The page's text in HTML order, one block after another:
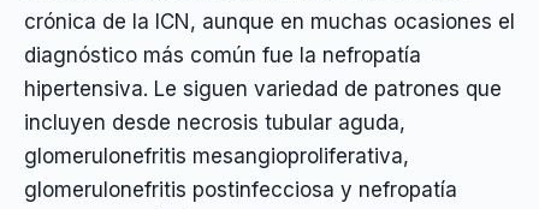
crónica de la ICN, aunque en muchas ocasiones el
diagnóstico más común fue la nefropatía
hipertensiva. Le siguen variedad de patrones que
incluyen desde necrosis tubular aguda,
glomerulonefritis mesangioproliferativa,
glomerulonefritis postinfecciosa y nefropatía